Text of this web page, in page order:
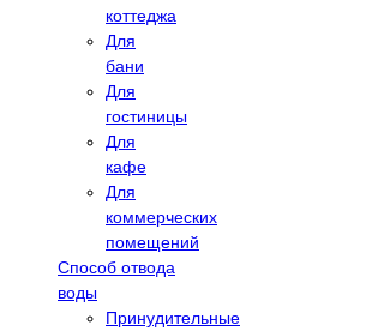
коттеджа
Для
бани
Для
гостиницы
Для
кафе
Для
коммерческих
помещений
Способ отвода
воды
Принудительные